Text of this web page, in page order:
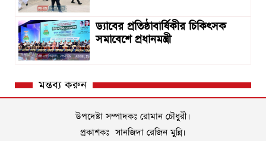
ড্যাবের প্রতিষ্ঠাবার্ষিকীর চিকিৎসক
সমাবেশে প্রধানমন্ত্রী
মন্তব্য করুন
উপদেষ্টা সম্পাদকঃ রোমান চৌধুরী।
প্রকাশকঃ সানজিদা রেজিন মুন্নি।